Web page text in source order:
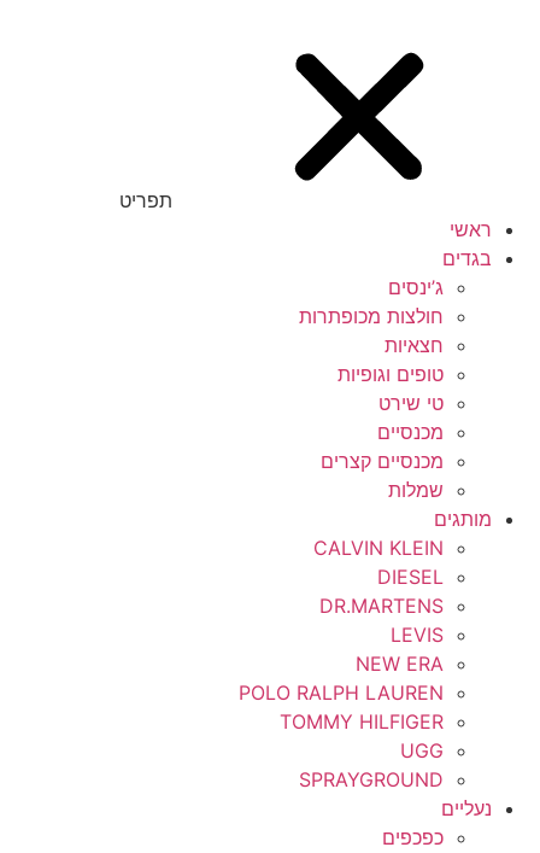
תפריט
ראשי
בגדים
ג’ינסים
חולצות מכופתרות
חצאיות
טופים וגופיות
טי שירט
מכנסיים
מכנסיים קצרים
שמלות
מותגים
CALVIN KLEIN
DIESEL
DR.MARTENS
LEVIS
NEW ERA
POLO RALPH LAUREN
TOMMY HILFIGER
UGG
SPRAYGROUND
נעליים
כפכפים